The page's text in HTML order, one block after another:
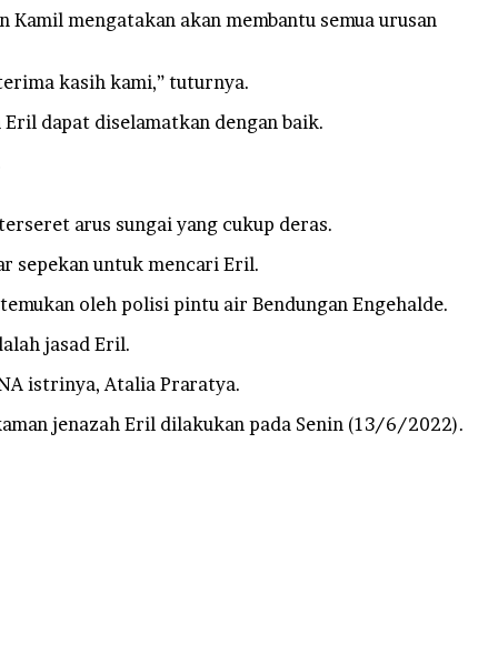
mengatakan akan membantu semua urusan
kasih kami,” tuturnya.
dapat diselamatkan dengan baik.
arus sungai yang cukup deras.
sepekan untuk mencari Eril.
oleh polisi pintu air Bendungan Engehalde.
jasad Eril.
istrinya, Atalia Praratya.
jenazah Eril dilakukan pada Senin (13/6/2022).